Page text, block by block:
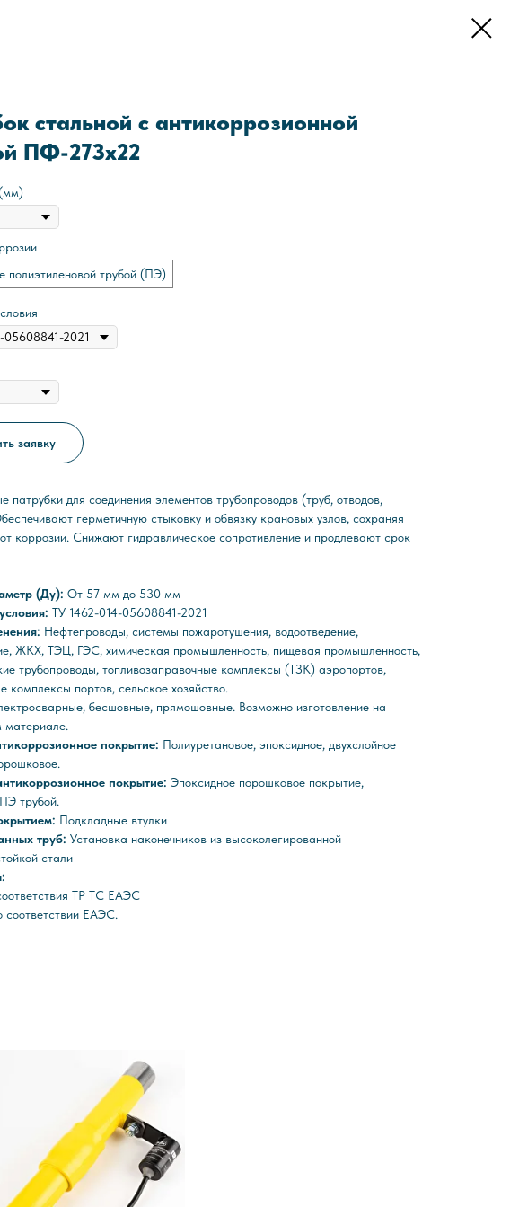
стальной с антикоррозионной
ПФ-273x22
полиэтиленовой трубой (ПЭ)
заявку
патрубки для соединения элементов трубопроводов (труб, отводов,
герметичную стыковку и обвязку крановых узлов, сохраняя
коррозии. Снижают гидравлическое сопротивление и продлевают срок
(Ду): От 57 мм до 530 мм
ТУ 1462-014-05608841-2021
Нефтепроводы, системы пожаротушения, водоотведение,
ЖКХ, ТЭЦ, ГЭС, химическая промышленность, пищевая промышленность,
трубопроводы, топливозаправочные комплексы (ТЗК) аэропортов,
комплексы портов, сельское хозяйство.
бесшовные, прямошовные. Возможно изготовление на
материале.
покрытие: Полиуретановое, эпоксидное, двухслойное
покрытие: Эпоксидное порошковое покрытие,
трубой.
Подкладные втулки
труб: Установка наконечников из высоколегированной
стали
ТР ТС ЕАЭС
соответствии ЕАЭС.